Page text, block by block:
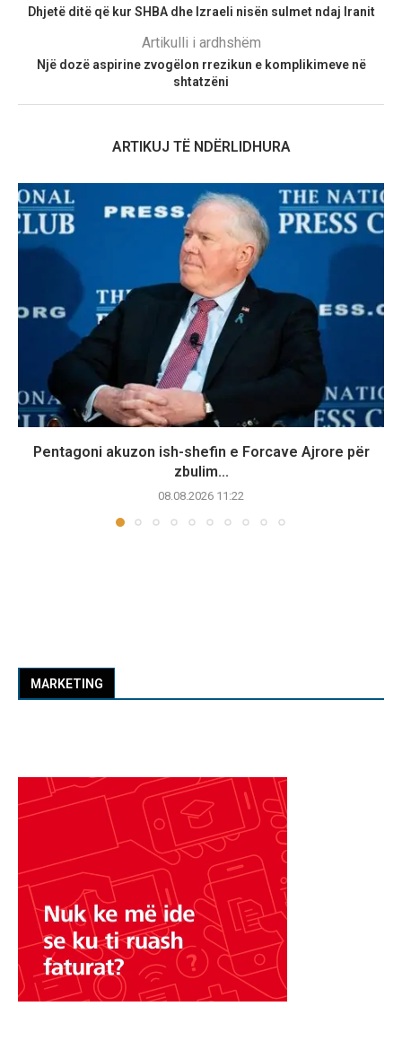
Dhjetë ditë që kur SHBA dhe Izraeli nisën sulmet ndaj Iranit
Artikulli i ardhshëm
Një dozë aspirine zvogëlon rrezikun e komplikimeve në
shtatzëni
ARTIKUJ TË NDËRLIDHURA
Pentagoni akuzon ish-shefin e Forcave Ajrore për
zbulim...
08.08.2026 11:22
MARKETING